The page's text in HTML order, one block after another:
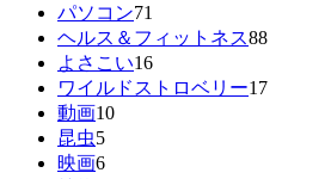
パソコン71
ヘルス＆フィットネス88
よさこい16
ワイルドストロベリー17
動画10
昆虫5
映画6